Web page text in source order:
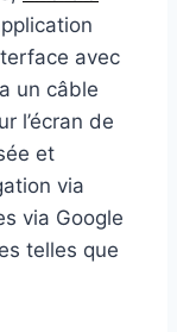
avec
un câble
l’écran de
et
via
via Google
telles que